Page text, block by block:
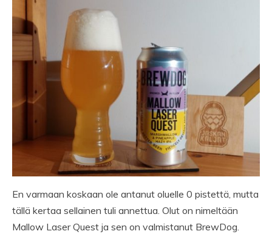
En varmaan koskaan ole antanut oluelle 0 pistettä, mutta
tällä kertaa sellainen tuli annettua. Olut on nimeltään
Mallow Laser Quest ja sen on valmistanut BrewDog.